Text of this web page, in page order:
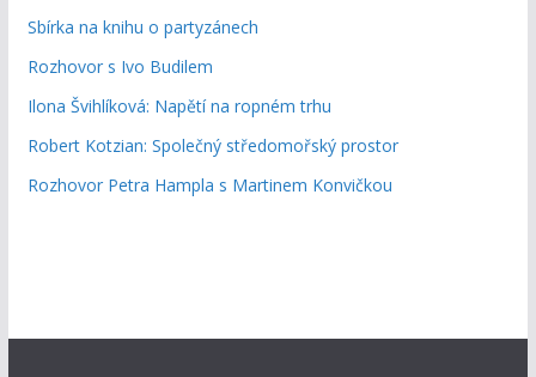
Sbírka na knihu o partyzánech
Rozhovor s Ivo Budilem
Ilona Švihlíková: Napětí na ropném trhu
Robert Kotzian: Společný středomořský prostor
Rozhovor Petra Hampla s Martinem Konvičkou